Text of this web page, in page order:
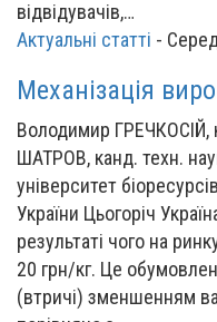
відвідувачів,…
Актуальні статті -
Механізація
Володимир ГРЕЧКОСІЙ,
ШАТРОВ, канд. техн.
університет
України Цьогоріч
результаті чого на
20 грн/кг. Це
(втричі) зменшенням